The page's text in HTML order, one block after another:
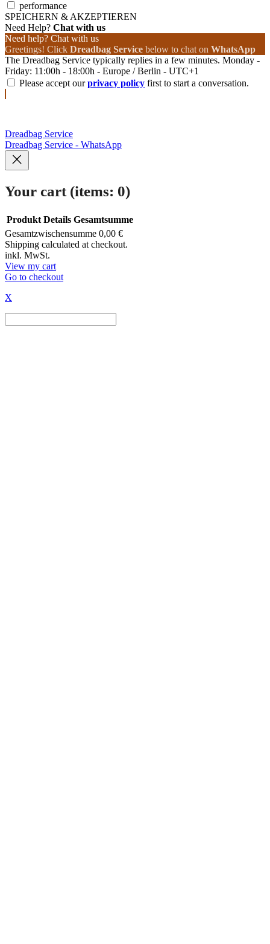
performance
SPEICHERN & AKZEPTIEREN
Need Help? Chat with us
Need help? Chat with us
Greetings! Click Dreadbag Service below to chat on WhatsApp
The Dreadbag Service typically replies in a few minutes. Monday -
Friday: 11:00h - 18:00h - Europe / Berlin - UTC+1
Please accept ourprivacy policy first to start a conversation.
Dreadbag Service
Dreadbag Service - WhatsApp
Your cart (items: 0)
Products
in
cart
Produkt Details Gesamtsumme
Gesamtzwischensumme 0,00 €
Shipping calculated at checkout.
inkl. MwSt.
View my cart
Go to checkout
X